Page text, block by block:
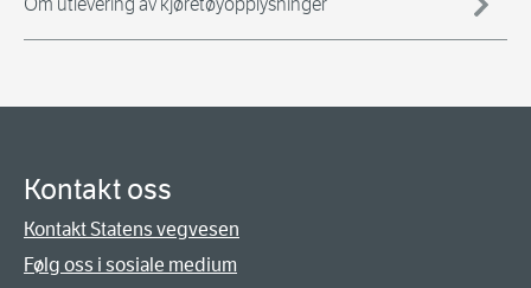
Om utlevering av kjøretøyopplysninger
Kontakt oss
Kontakt Statens vegvesen
Følg oss i sosiale medium